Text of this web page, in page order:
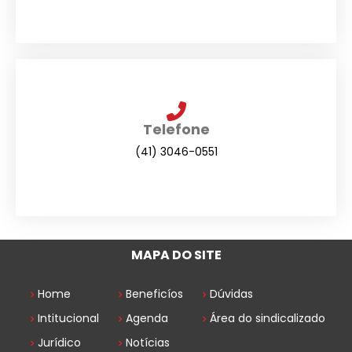
Telefone
(41) 3046-0551
MAPA DO SITE
Home
Intitucional
Jurídico
Beneficíos
Agenda
Notícias
Dúvidas
Área do sindicalizado